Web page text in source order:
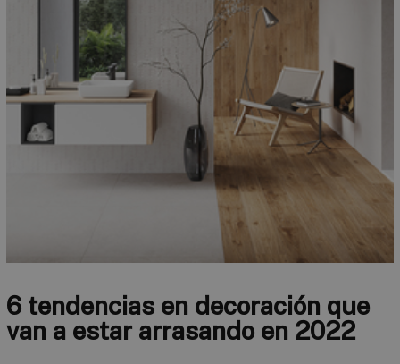
6 tendencias en decoración que
van a estar arrasando en 2022